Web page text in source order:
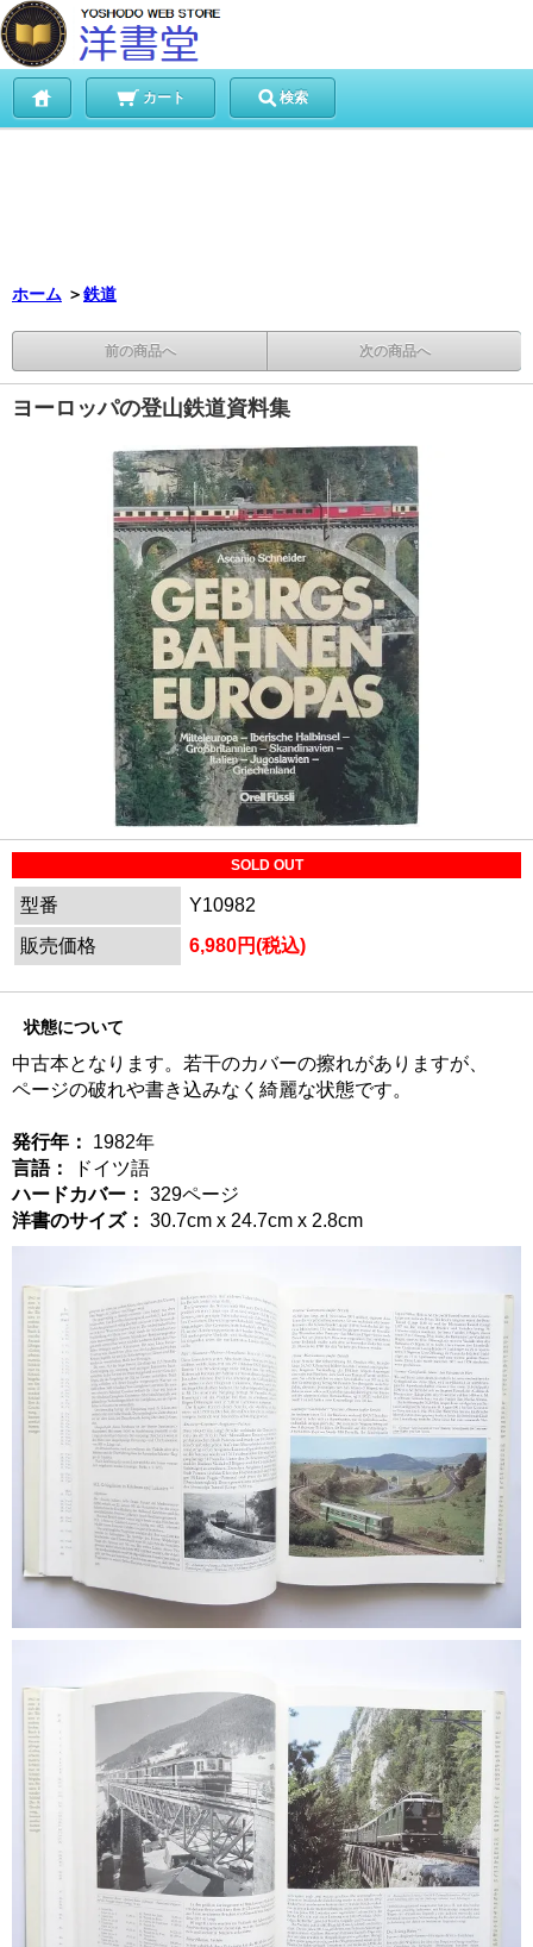
カート 検索
ホーム ＞鉄道
前の商品へ 次の商品へ
ヨーロッパの登山鉄道資料集
SOLD OUT
型番
Y10982
販売価格
6,980円(税込)
状態について
中古本となります。若干のカバーの擦れがありますが、
ページの破れや書き込みなく綺麗な状態です。
発行年：
1982年
言語：
ドイツ語
ハードカバー： 329ページ
洋書のサイズ： 30.7cm x 24.7cm x 2.8cm